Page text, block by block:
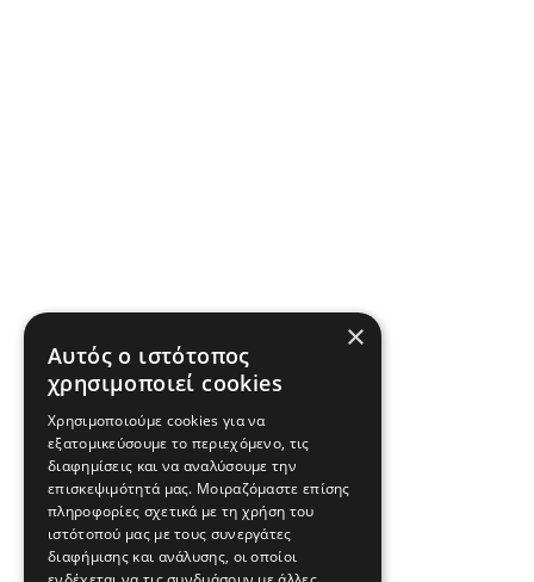
×
Αυτός ο ιστότοπος
χρησιμοποιεί cookies
Χρησιμοποιούμε cookies για να
εξατομικεύσουμε το περιεχόμενο, τις
διαφημίσεις και να αναλύσουμε την
επισκεψιμότητά μας. Μοιραζόμαστε επίσης
πληροφορίες σχετικά με τη χρήση του
ιστότοπού μας με τους συνεργάτες
διαφήμισης και ανάλυσης, οι οποίοι